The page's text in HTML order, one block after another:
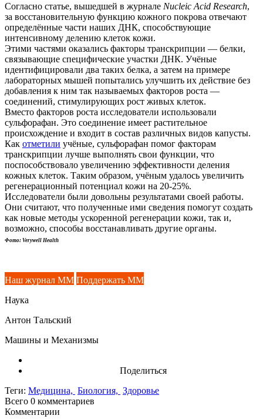
Согласно статье, вышедшей в журнале Nucleic Acid Research,
за восстановительную функцию кожного покрова отвечают
определённые части наших ДНК, способствующие
интенсивному делению клеток кожи.
Этими частями оказались факторы транскрипции — белки,
связывающие специфические участки ДНК. Учёные
идентифицировали два таких белка, а затем на примере
лабораторных мышей попытались улучшить их действие без
добавления к ним так называемых факторов роста —
соединений, стимулирующих рост живых клеток.
Вместо факторов роста исследователи использовали
сульфорафан. Это соединение имеет растительное
происхождение и входит в состав различных видов капусты.
Как отметили учёные, сульфорафан помог факторам
транскрипции лучше выполнять свои функции, что
поспособствовало увеличению эффективности деления
кожных клеток. Таким образом, учёным удалось увеличить
регенерационный потенциал кожи на 20-25%.
Исследователи были довольны результатами своей работы.
Они считают, что полученные ими сведения помогут создать
как новые методы ускоренной регенерации кожи, так и,
возможно, способы восстанавливать другие органы.
Фото: Verywell Health
Наш журнал ММ Поддержать ММ
Наука
Антон Тальский
Машины и Механизмы
Поделиться
Теги: Медицина, Биология, Здоровье
Всего 0 комментариев
Комментарии